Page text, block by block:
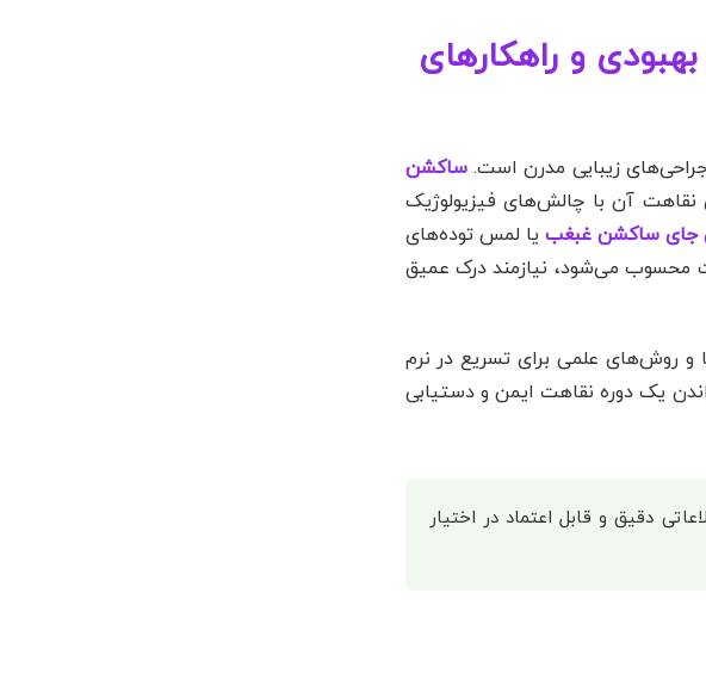
و راهکارهای
زیبایی مدرن است.ساکشن
نقاهت آن با چالش‌های فیزیولوژیک
ساکشن غبغب یا لمس توده‌های
محسوب می‌شود، نیازمند درک عمیق
و روش‌های علمی برای تسریع در نرم
یک دوره نقاهت ایمن و دستیابی
دقیق و قابل اعتماد در اختیار